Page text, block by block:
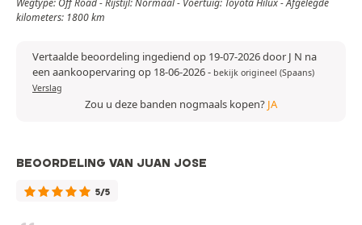
Wegtype: Off Road - Rijstijl: Normaal - Voertuig: Toyota Hilux - Afgelegde
kilometers: 1800 km
Vertaalde beoordeling ingediend op 19-07-2026 door J N na
een aankoopervaring op 18-06-2026- bekijk origineel (Spaans)
Verslag
Zou u deze banden nogmaals kopen? JA
BEOORDELING VAN JUAN JOSE
5/5